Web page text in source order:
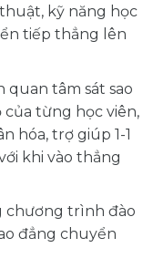
kỹ năng học
tiếp thẳng lên
quan tâm sát sao
từng học viên,
hóa, trợ giúp 1-1
khi vào thẳng
chương trình đào
đẳng chuyển